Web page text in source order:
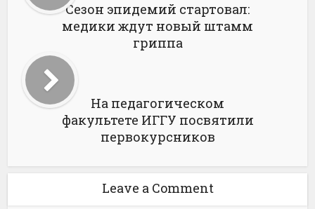
Сезон эпидемий стартовал:
медики ждут новый штамм
гриппа
На педагогическом
факультете ИГГУ посвятили
первокурсников
Leave a Comment